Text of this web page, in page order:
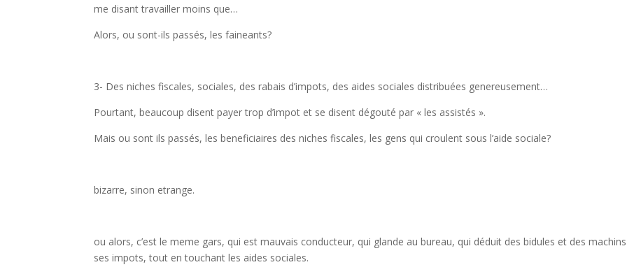
me disant travailler moins que…
Alors, ou sont-ils passés, les faineants?
3- Des niches fiscales, sociales, des rabais d’impots, des aides sociales distribuées genereusement…
Pourtant, beaucoup disent payer trop d’impot et se disent dégouté par « les assistés ».
Mais ou sont ils passés, les beneficiaires des niches fiscales, les gens qui croulent sous l’aide sociale?
bizarre, sinon etrange.
ou alors, c’est le meme gars, qui est mauvais conducteur, qui glande au bureau, qui déduit des bidules et des
ses impots, tout en touchant les aides sociales.